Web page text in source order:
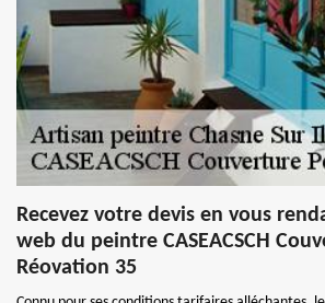
Recevez votre devis en vous
web du peintre CASEACSCH
Réovation 35